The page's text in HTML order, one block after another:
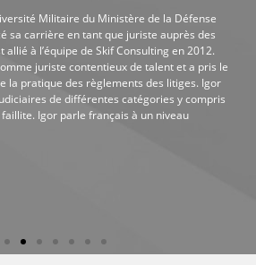
Militaire du Ministère de la Défense
sa carrière en tant que juriste auprès des
allié à l’équipe de Skif Consulting en 2012.
juriste contentieux de talent et a pris le
la pratique des règlements des litiges. Igor
de différentes catégories y compris
Igor parle français à un niveau